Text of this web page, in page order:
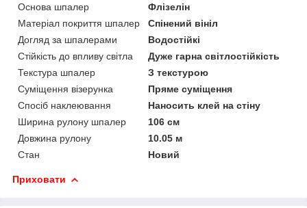
Основа шпалер
Флізелін
Матеріал покриття шпалер
Спінений вініл
Догляд за шпалерами
Водостійкі
Стійкість до впливу світла
Дуже гарна світлостійкість
Текстура шпалер
З текстурою
Суміщення візерунка
Пряме суміщення
Спосіб наклеювання
Наносить клей на стіну
Ширина рулону шпалер
106 см
Довжина рулону
10.05 м
Стан
Новий
Приховати